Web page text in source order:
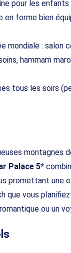
pour les enfants
en forme bien
mondiale : salon
hammam
tous les soirs
montagnes
Palace 5*
promettant une
que vous
ou un